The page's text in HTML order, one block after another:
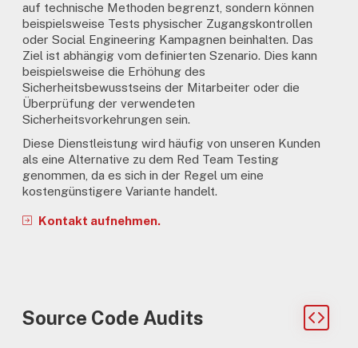
auf technische Methoden begrenzt, sondern können
beispielsweise Tests physischer Zugangskontrollen
oder Social Engineering Kampagnen beinhalten. Das
Ziel ist abhängig vom definierten Szenario. Dies kann
beispielsweise die Erhöhung des
Sicherheitsbewusstseins der Mitarbeiter oder die
Überprüfung der verwendeten
Sicherheitsvorkehrungen sein.
Diese Dienstleistung wird häufig von unseren Kunden
als eine Alternative zu dem Red Team Testing
genommen, da es sich in der Regel um eine
kostengünstigere Variante handelt.
Kontakt aufnehmen.
Source Code Audits